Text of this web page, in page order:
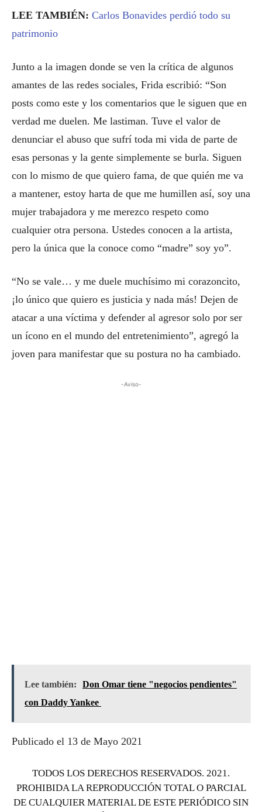
LEE TAMBIÉN: Carlos Bonavides perdió todo su
patrimonio
Junto a la imagen donde se ven la crítica de algunos
amantes de las redes sociales, Frida escribió: “Son
posts como este y los comentarios que le siguen que en
verdad me duelen. Me lastiman. Tuve el valor de
denunciar el abuso que sufrí toda mi vida de parte de
esas personas y la gente simplemente se burla. Siguen
con lo mismo de que quiero fama, de que quién me va
a mantener, estoy harta de que me humillen así, soy una
mujer trabajadora y me merezco respeto como
cualquier otra persona. Ustedes conocen a la artista,
pero la única que la conoce como “madre” soy yo”.
“No se vale… y me duele muchísimo mi corazoncito,
¡lo único que quiero es justicia y nada más! Dejen de
atacar a una víctima y defender al agresor solo por ser
un ícono en el mundo del entretenimiento”, agregó la
joven para manifestar que su postura no ha cambiado.
-Aviso-
Lee también:
Don Omar tiene "negocios pendientes"
con Daddy Yankee
Publicado el 13 de Mayo 2021
TODOS LOS DERECHOS RESERVADOS. 2021.
PROHIBIDA LA REPRODUCCIÓN TOTAL O PARCIAL
DE CUALQUIER MATERIAL DE ESTE PERIÓDICO SIN